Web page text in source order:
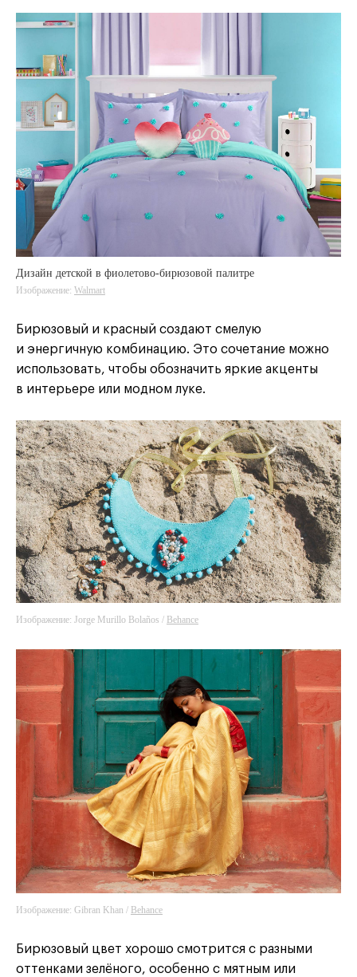
Дизайн детской в фиолетово-бирюзовой палитре
Изображение: Walmart
Бирюзовый и красный создают смелую
и энергичную комбинацию. Это сочетание можно
использовать, чтобы обозначить яркие акценты
в интерьере или модном луке.
Изображение: Jorge Murillo Bolaños / Behance
Изображение: Gibran Khan / Behance
Бирюзовый цвет хорошо смотрится с разными
оттенками зелёного, особенно с мятным или